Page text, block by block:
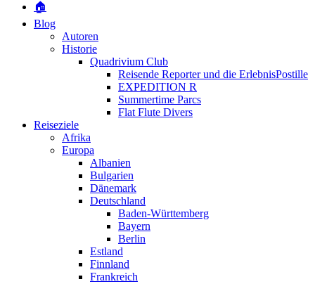
🏠
Blog
Autoren
Historie
Quadrivium Club
Reisende Reporter und die ErlebnisPostille
EXPEDITION R
Summertime Parcs
Flat Flute Divers
Reiseziele
Afrika
Europa
Albanien
Bulgarien
Dänemark
Deutschland
Baden-Württemberg
Bayern
Berlin
Estland
Finnland
Frankreich